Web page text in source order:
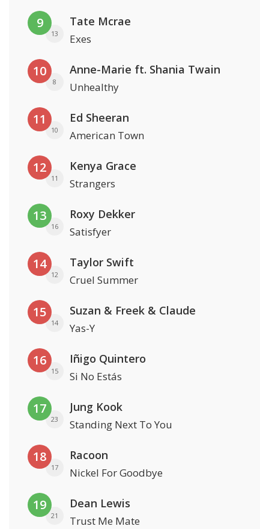
9
13
Tate Mcrae
Exes
10
8
Anne-Marie ft. Shania Twain
Unhealthy
11
10
Ed Sheeran
American Town
12
11
Kenya Grace
Strangers
13
16
Roxy Dekker
Satisfyer
14
12
Taylor Swift
Cruel Summer
15
14
Suzan & Freek & Claude
Yas-Y
16
15
Iñigo Quintero
Si No Estás
17
23
Jung Kook
Standing Next To You
18
17
Racoon
Nickel For Goodbye
19
21
Dean Lewis
Trust Me Mate